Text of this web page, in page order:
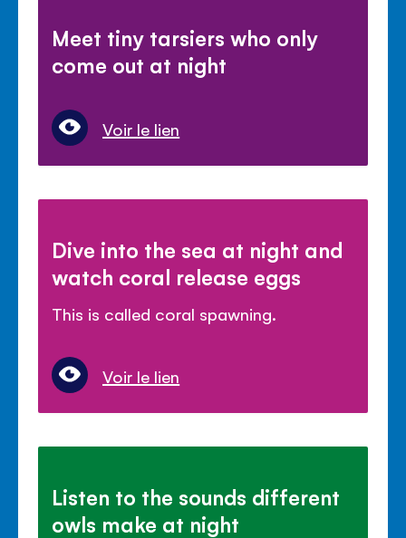
Meet tiny tarsiers who only
come out at night
Voir le lien
Dive into the sea at night and
watch coral release eggs
This is called coral spawning.
Voir le lien
Listen to the sounds different
owls make at night